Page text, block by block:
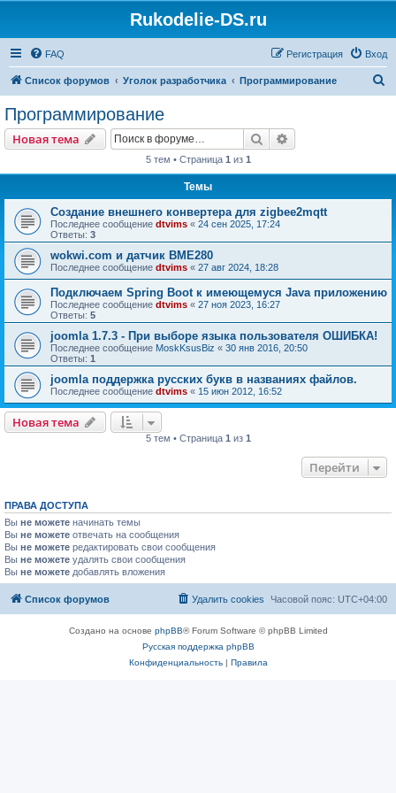
Rukodelie-DS.ru
FAQ Вход
Регистрация
Список форумов Уголок разработчика Программирование
Программирование
Новая тема Поиск
5 тем • Страница 1 из 1
Темы
Создание внешнего конвертера для zigbee2mqtt
Последнее сообщение dtvims « 24 сен 2025, 17:24
Ответы: 3
wokwi.com и датчик BME280
Последнее сообщение dtvims « 27 авг 2024, 18:28
Подключаем Spring Boot к имеющемуся Java приложению
Последнее сообщение dtvims « 27 ноя 2023, 16:27
Ответы: 5
joomla 1.7.3 - При выборе языка пользователя ОШИБКА!
Последнее сообщение MoskKsusBiz « 30 янв 2016, 20:50
Ответы: 1
joomla поддержка русских букв в названиях файлов.
Последнее сообщение dtvims « 15 июн 2012, 16:52
Новая тема
5 тем • Страница 1 из 1
Перейти
ПРАВА ДОСТУПА
Вы не можете начинать темы
Вы не можете отвечать на сообщения
Вы не можете редактировать свои сообщения
Вы не можете удалять свои сообщения
Вы не можете добавлять вложения
Список форумов Часовой пояс: UTC+04:00
Удалить cookies
Создано на основе phpBB® Forum Software © phpBB Limited
Русская поддержка phpBB
Конфиденциальность| Правила